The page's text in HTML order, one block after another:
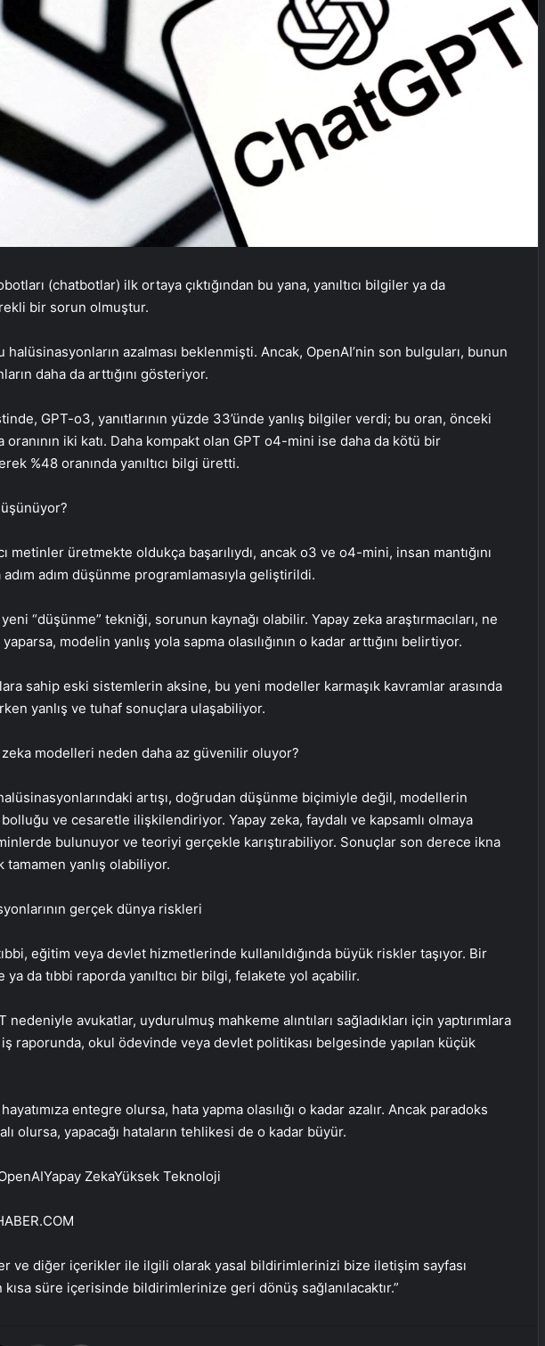
(chatbotlar) ilk ortaya çıktığından bu yana, yanıltıcı bilgiler ya da
bir sorun olmuştur.
azalması beklenmişti. Ancak, OpenAI’nin son bulguları, bunun
daha da arttığını gösteriyor.
GPT-o3, yanıtlarının yüzde 33’ünde yanlış bilgiler verdi; bu oran, önceki
oranının iki katı. Daha kompakt olan GPT o4-mini ise daha da kötü bir
%48 oranında yanıltıcı bilgi üretti.
metinler üretmekte oldukça başarılıydı, ancak o3 ve o4-mini, insan mantığını
adım düşünme programlamasıyla geliştirildi.
“düşünme” tekniği, sorunun kaynağı olabilir. Yapay zeka araştırmacıları, ne
modelin yanlış yola sapma olasılığının o kadar arttığını belirtiyor.
sahip eski sistemlerin aksine, bu yeni modeller karmaşık kavramlar arasında
yanlış ve tuhaf sonuçlara ulaşabiliyor.
modelleri neden daha az güvenilir oluyor?
artışı, doğrudan düşünme biçimiyle değil, modellerin
bolluğu ve cesaretle ilişkilendiriyor. Yapay zeka, faydalı ve kapsamlı olmaya
bulunuyor ve teoriyi gerçekle karıştırabiliyor. Sonuçlar son derece ikna
yanlış olabiliyor.
gerçek dünya riskleri
eğitim veya devlet hizmetlerinde kullanıldığında büyük riskler taşıyor. Bir
da tıbbi raporda yanıltıcı bir bilgi, felakete yol açabilir.
nedeniyle avukatlar, uydurulmuş mahkeme alıntıları sağladıkları için yaptırımlara
raporunda, okul ödevinde veya devlet politikası belgesinde yapılan küçük
entegre olursa, hata yapma olasılığı o kadar azalır. Ancak paradoks
olursa, yapacağı hataların tehlikesi de o kadar büyür.
ZekaYüksek Teknoloji
ve diğer içerikler ile ilgili olarak yasal bildirimlerinizi bize iletişim sayfası
süre içerisinde bildirimlerinize geri dönüş sağlanılacaktır.”
Email'den paylaş
Baba ve 3 oğlu aynı suçtan
Bozulmuş meze, et ve et ürünleri
Dışişleri Sözcüsü Keçeli: Kıbrıs Özel
Emekli Tümgeneral Büyükışık’ın